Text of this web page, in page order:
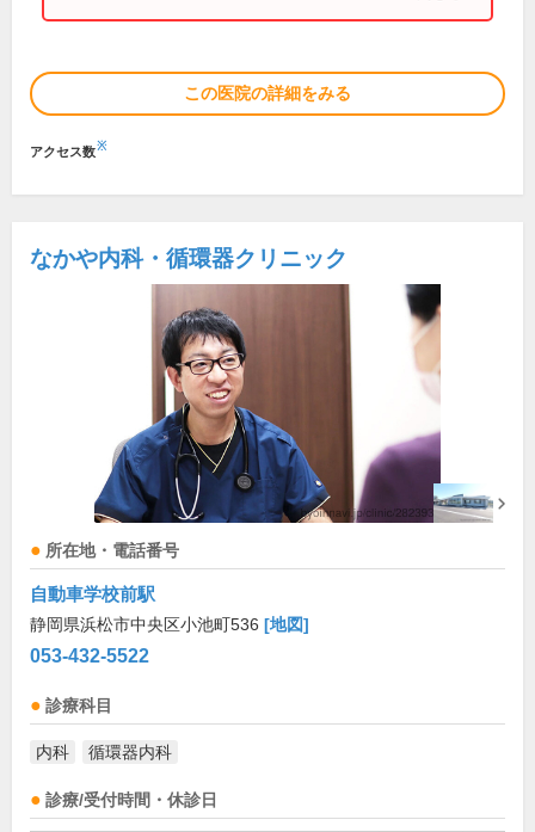
この医院の詳細をみる
アクセス数※
なかや内科・循環器クリニック
所在地・電話番号
自動車学校前駅
静岡県浜松市中央区小池町536 [地図]
053-432-5522
診療科目
内科 循環器内科
診療/受付時間・休診日